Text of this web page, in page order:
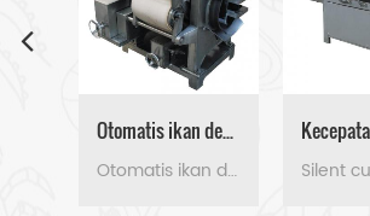
Otomatis ikan deboning mesin pemisah
Otomatis ikan deboning mesin pemisah dapat dengan cepat memisahkan tulang ikan